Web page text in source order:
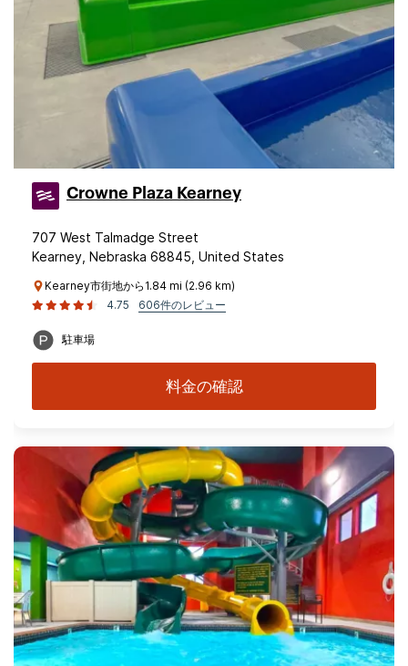
Crowne Plaza Kearney
707 West Talmadge Street
Kearney, Nebraska 68845, United States
Kearney市街地から1.84 mi (2.96 km)
4.75
606件のレビュー
駐車場
料金の確認